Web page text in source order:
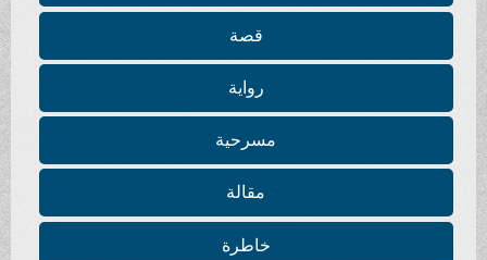
قصة
رواية
مسرحية
مقالة
خاطرة